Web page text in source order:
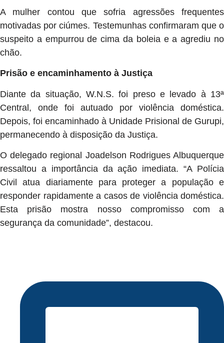
A mulher contou que sofria agressões frequentes
motivadas por ciúmes. Testemunhas confirmaram que o
suspeito a empurrou de cima da boleia e a agrediu no
chão.
Prisão e encaminhamento à Justiça
Diante da situação, W.N.S. foi preso e levado à 13ª
Central, onde foi autuado por violência doméstica.
Depois, foi encaminhado à Unidade Prisional de Gurupi,
permanecendo à disposição da Justiça.
O delegado regional Joadelson Rodrigues Albuquerque
ressaltou a importância da ação imediata. “A Polícia
Civil atua diariamente para proteger a população e
responder rapidamente a casos de violência doméstica.
Esta prisão mostra nosso compromisso com a
segurança da comunidade”, destacou.